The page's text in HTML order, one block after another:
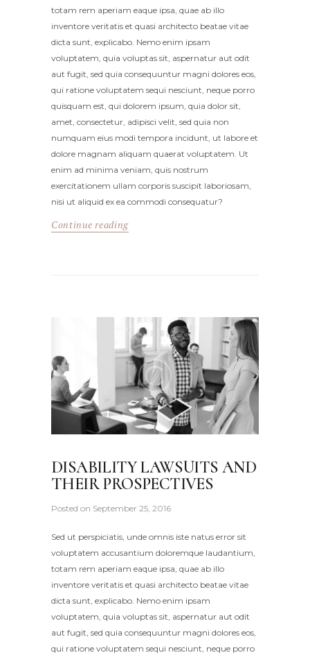
totam rem aperiam eaque ipsa, quae ab illo
inventore veritatis et quasi architecto beatae vitae
dicta sunt, explicabo. Nemo enim ipsam
voluptatem, quia voluptas sit, aspernatur aut odit
aut fugit, sed quia consequuntur magni dolores eos,
qui ratione voluptatem sequi nesciunt, neque porro
quisquam est, qui dolorem ipsum, quia dolor sit,
amet, consectetur, adipisci velit, sed quia non
numquam eius modi tempora incidunt, ut labore et
dolore magnam aliquam quaerat voluptatem. Ut
enim ad minima veniam, quis nostrum
exercitationem ullam corporis suscipit laboriosam,
nisi ut aliquid ex ea commodi consequatur?
Continue reading
DISABILITY LAWSUITS AND
THEIR PROSPECTIVES
Posted on September 25, 2016
Sed ut perspiciatis, unde omnis iste natus error sit
voluptatem accusantium doloremque laudantium,
totam rem aperiam eaque ipsa, quae ab illo
inventore veritatis et quasi architecto beatae vitae
dicta sunt, explicabo. Nemo enim ipsam
voluptatem, quia voluptas sit, aspernatur aut odit
aut fugit, sed quia consequuntur magni dolores eos,
qui ratione voluptatem sequi nesciunt, neque porro